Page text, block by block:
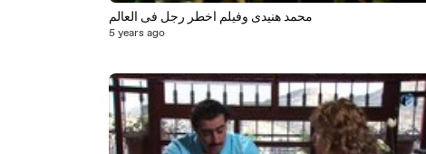
محمد هنيدى وفيلم اخطر رجل فى العالم
5 years ago